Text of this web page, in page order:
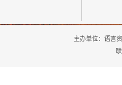
主办单位： 语言